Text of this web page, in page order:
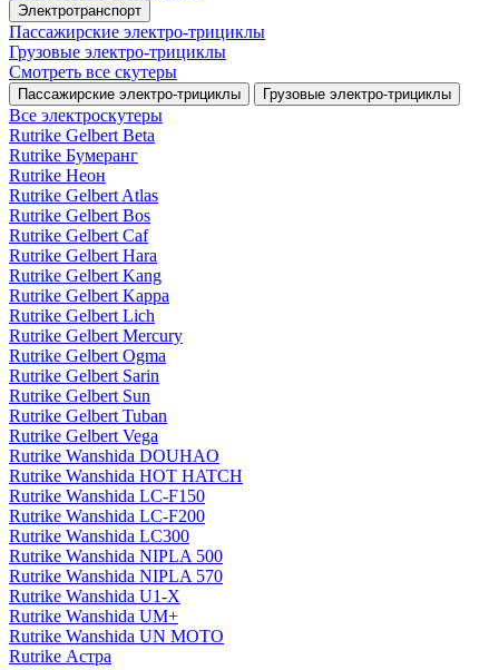
Электротранспорт
Пассажирские электро‑трициклы
Грузовые электро‑трициклы
Смотреть все скутеры
Пассажирские электро‑трициклы Грузовые электро‑трициклы
Все электро­скутеры
Rutrike Gelbert Beta
Rutrike Бумеранг
Rutrike Неон
Rutrike Gelbert Atlas
Rutrike Gelbert Bos
Rutrike Gelbert Caf
Rutrike Gelbert Hara
Rutrike Gelbert Kang
Rutrike Gelbert Kappa
Rutrike Gelbert Lich
Rutrike Gelbert Mercury
Rutrike Gelbert Ogma
Rutrike Gelbert Sarin
Rutrike Gelbert Sun
Rutrike Gelbert Tuban
Rutrike Gelbert Vega
Rutrike Wanshida DOUHAO
Rutrike Wanshida HOT HATCH
Rutrike Wanshida LC-F150
Rutrike Wanshida LC-F200
Rutrike Wanshida LC300
Rutrike Wanshida NIPLA 500
Rutrike Wanshida NIPLA 570
Rutrike Wanshida U1-X
Rutrike Wanshida UM+
Rutrike Wanshida UN MOTO
Rutrike Астра